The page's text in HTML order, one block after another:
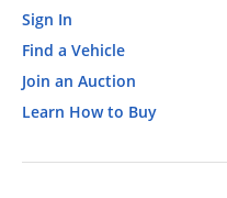
Sign In
Find a Vehicle
Join an Auction
Learn How to Buy